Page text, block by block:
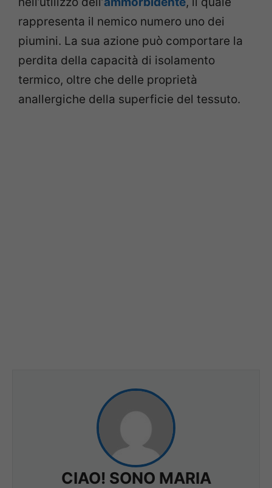
rappresenta il nemico numero uno dei
piumini. La sua azione può comportare la
perdita della capacità di isolamento
termico, oltre che delle proprietà
anallergiche della superficie del tessuto.
CIAO! SONO MARIA